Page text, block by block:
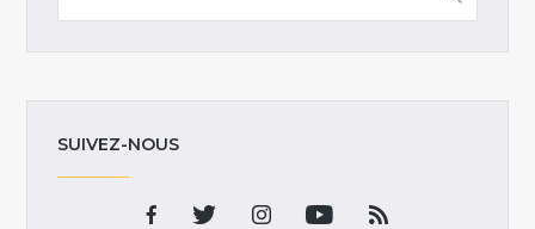
SUIVEZ-NOUS